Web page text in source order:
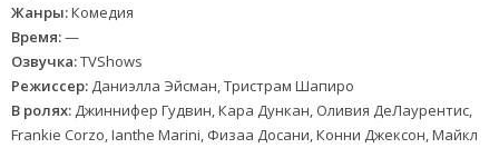
Жанры:Комедия
Время:—
Озвучка:TVShows
Режиссер: Даниэлла Эйсман, Тристрам Шапиро
В ролях: Джиннифер Гудвин, Кара Дункан, Оливия ДеЛаурентис,
Frankie Corzo, Ianthe Marini, Физаа Досани, Конни Джексон, Майкл